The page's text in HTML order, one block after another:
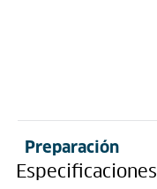
Preparación